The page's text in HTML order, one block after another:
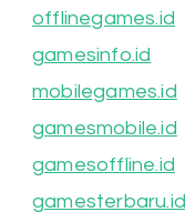
offlinegames.id
gamesinfo.id
mobilegames.id
gamesmobile.id
gamesoffline.id
gamesterbaru.id